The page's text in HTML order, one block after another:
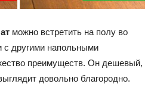
можно встретить на полу во
с другими напольными
преимуществ. Он дешевый,
довольно благородно.